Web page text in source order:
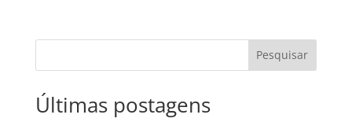
Pesquisar
Últimas postagens